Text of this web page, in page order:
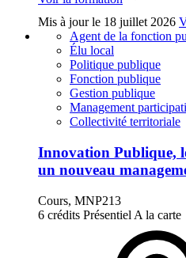
Mis à jour le 18 juillet 2026
Agent de la fonction
Élu local
Politique publique
Fonction publique
Gestion publique
Management
Collectivité territoriale
Innovation Publique,
un nouveau
Cours, MNP213
6 crédits Présentiel A la carte